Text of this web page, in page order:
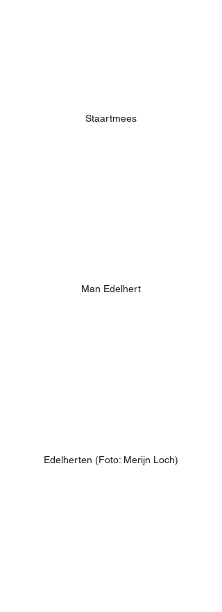
Staartmees
Man Edelhert
Edelherten (Foto: Merijn Loch)